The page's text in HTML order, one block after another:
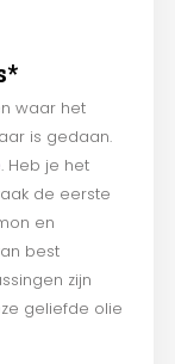
waar het
is gedaan.
. Heb je het
de eerste
en
best
zijn
geliefde olie